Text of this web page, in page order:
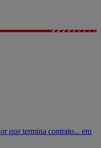
que termina contrato... em